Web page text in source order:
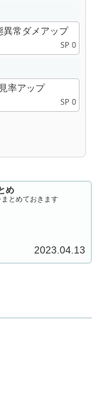
異常ダメアップ
SP 0
率アップ
SP 0
め
とめておきます
2023.04.13